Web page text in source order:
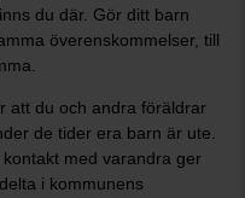
du där. Gör ditt barn
överenskommelser, till
att du och andra föräldrar
de tider era barn är ute.
med varandra ger
i kommunens